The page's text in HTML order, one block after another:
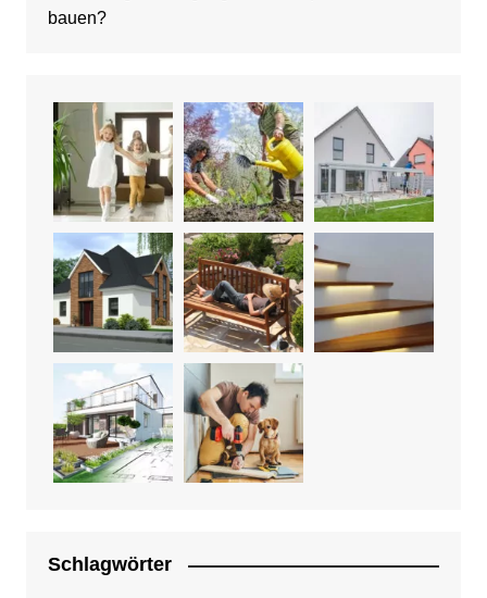
bauen?
Schlagwörter